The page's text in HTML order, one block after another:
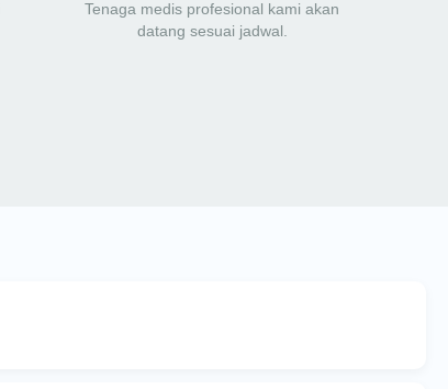
Tenaga medis profesional kami akan
datang sesuai jadwal.